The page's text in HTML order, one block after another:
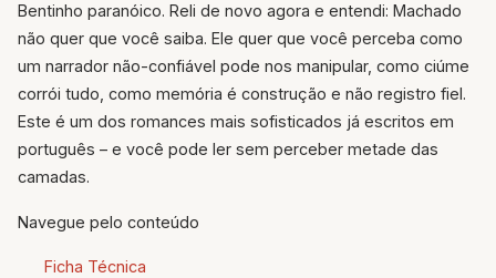
Bentinho paranóico. Reli de novo agora e entendi: Machado
não quer que você saiba. Ele quer que você perceba como
um narrador não-confiável pode nos manipular, como ciúme
corrói tudo, como memória é construção e não registro fiel.
Este é um dos romances mais sofisticados já escritos em
português – e você pode ler sem perceber metade das
camadas.
Navegue pelo conteúdo
Ficha Técnica